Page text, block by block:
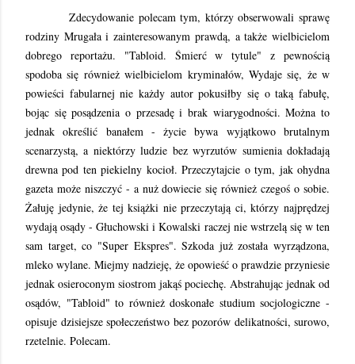
Zdecydowanie polecam tym, którzy obserwowali sprawę
rodziny Mrugała i zainteresowanym prawdą, a także wielbicielom
dobrego reportażu. "Tabloid. Śmierć w tytule" z pewnością
spodoba się również wielbicielom kryminałów, Wydaje się, że w
powieści fabularnej nie każdy autor pokusiłby się o taką fabułę,
bojąc się posądzenia o przesadę i brak wiarygodności. Można to
jednak określić banałem - życie bywa wyjątkowo brutalnym
scenarzystą, a niektórzy ludzie bez wyrzutów sumienia dokładają
drewna pod ten piekielny kocioł. Przeczytajcie o tym, jak ohydna
gazeta może niszczyć - a nuż dowiecie się również czegoś o sobie.
Żałuję jedynie, że tej książki nie przeczytają ci, którzy najprędzej
wydają osądy - Głuchowski i Kowalski raczej nie wstrzelą się w ten
sam target, co "Super Ekspres". Szkoda już została wyrządzona,
mleko wylane. Miejmy nadzieję, że opowieść o prawdzie przyniesie
jednak osieroconym siostrom jakąś pociechę. Abstrahując jednak od
osądów, "Tabloid" to również doskonałe studium socjologiczne -
opisuje dzisiejsze społeczeństwo bez pozorów delikatności, surowo,
rzetelnie. Polecam.